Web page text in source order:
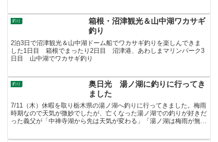
得。その後、学科のみで1級にステップア
ップ出来るのがわか...
釣り
箱根・沼津観光＆山中湖ワカサギ
釣り
2泊3日で沼津観光＆山中湖ドーム船でワカサギ釣りを楽しんできま
した1日目 箱根でまったり2日目 沼津港、あわしまマリンパーク3
日目 山中湖でワカサギ釣り
釣り
奥日光 湯ノ湖に釣りに行ってき
ました
7/11（木）休暇を取り栃木県の湯ノ湖へ釣りに行ってきました。梅雨
時期なので天気が微妙でしたが、亡くなった湯ノ湖での釣りが好きだ
った義父が「中禅寺湖から先は天気が変わる」「湯ノ湖は梅雨が無